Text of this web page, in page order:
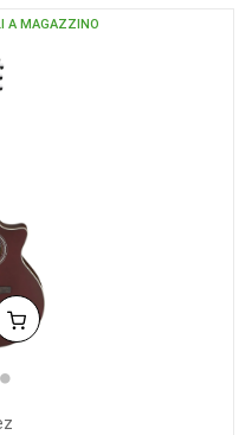
A MAGAZZINO